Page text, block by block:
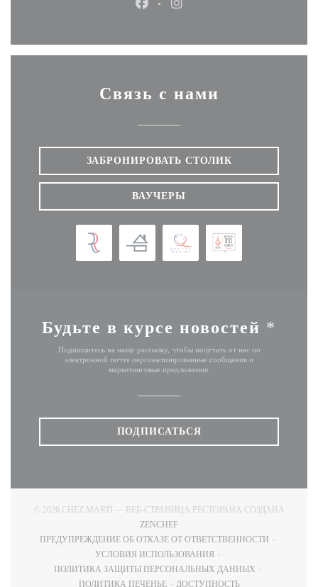
Facebook ((открывается в
Связь с нами
ЗАБРОНИРОВАТЬ СТОЛИК
ВАУЧЕРЫ
Будьте в курсе новостей *
Подпишитесь на нашу рассылку, чтобы получать от нас по
электронной почте персонализированные сообщения и
маркетинговые предложения.
ПОДПИСАТЬСЯ
© 2026 CHEZ MARTI — ВЕБ-СТРАНИЦА РЕСТОРАНА СОЗДАНА
ZENCHEF
ПРЕДУПРЕЖДЕНИЕ ОБ ОТКАЗЕ ОТ ОТВЕТСТВЕННОСТИ
УСЛОВИЯ ИСПОЛЬЗОВАНИЯ
ПОЛИТИКА ЗАЩИТЫ ПЕРСОНАЛЬНЫХ ДАННЫХ
((ОТКРЫВАЕТСЯ В НОВОМ ОКНЕ))
ПОЛИТИКА ПЕЧЕНЬЕ
ДОСТУПНОСТЬ